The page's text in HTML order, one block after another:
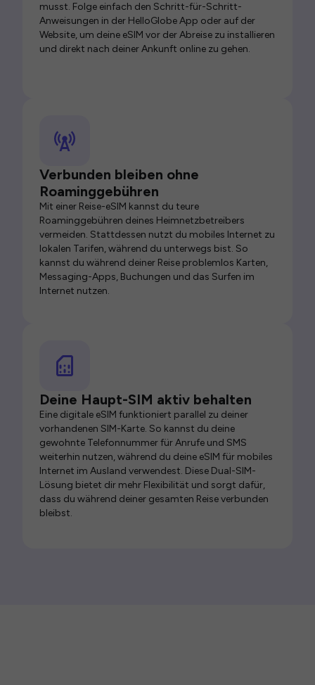
musst. Folge einfach den Schritt-für-Schritt-
Anweisungen in der HelloGlobe App oder auf der
Website, um deine eSIM vor der Abreise zu installieren
und direkt nach deiner Ankunft online zu gehen.
Verbunden bleiben ohne
Roaminggebühren
Mit einer Reise-eSIM kannst du teure
Roaminggebühren deines Heimnetzbetreibers
vermeiden. Stattdessen nutzt du mobiles Internet zu
lokalen Tarifen, während du unterwegs bist. So
kannst du während deiner Reise problemlos Karten,
Messaging-Apps, Buchungen und das Surfen im
Internet nutzen.
Deine Haupt-SIM aktiv behalten
Eine digitale eSIM funktioniert parallel zu deiner
vorhandenen SIM-Karte. So kannst du deine
gewohnte Telefonnummer für Anrufe und SMS
weiterhin nutzen, während du deine eSIM für mobiles
Internet im Ausland verwendest. Diese Dual-SIM-
Lösung bietet dir mehr Flexibilität und sorgt dafür,
dass du während deiner gesamten Reise verbunden
bleibst.